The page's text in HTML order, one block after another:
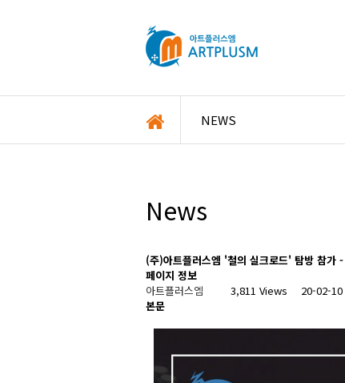
NEWS
News
(주)아트플러스엠 '철의 실크로드' 탐방 참
페이지 정보
아트플러스엠
3,811 Views
20-02-
본문